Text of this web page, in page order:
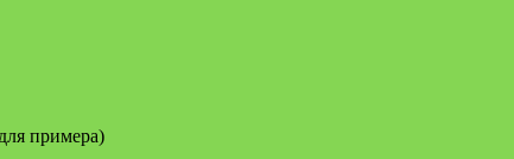
примера)